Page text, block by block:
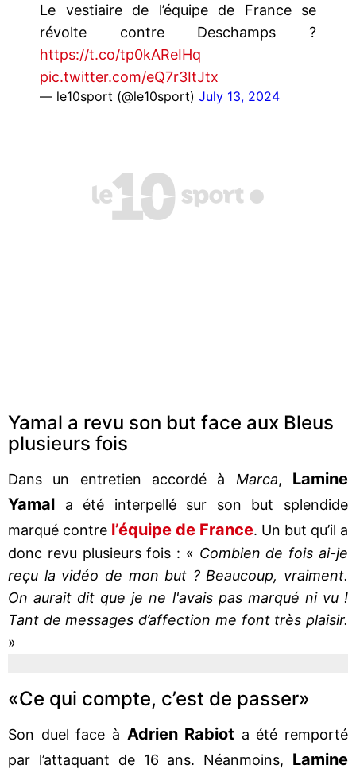
Le vestiaire de l’équipe de France se
révolte contre Deschamps ?
https://t.co/tp0kAReIHq
pic.twitter.com/eQ7r3ItJtx
— le10sport (@le10sport) July 13, 2024
Yamal a revu son but face aux Bleus
plusieurs fois
Dans un entretien accordé à Marca, Lamine
Yamal a été interpellé sur son but splendide
marqué contre l’équipe de France. Un but qu’il a
donc revu plusieurs fois : « Combien de fois ai-je
reçu la vidéo de mon but ? Beaucoup, vraiment.
On aurait dit que je ne l'avais pas marqué ni vu !
Tant de messages d’affection me font très plaisir.
»
«Ce qui compte, c’est de passer»
Son duel face à Adrien Rabiot a été remporté
par l’attaquant de 16 ans. Néanmoins, Lamine